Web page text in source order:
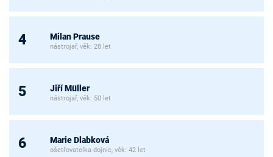
4 Milan Prause
nástrojař, věk: 28 let
5 Jiří Müller
nástrojař, věk: 50 let
6 Marie Dlabková
ošetřovatelka dojnic, věk: 42 let